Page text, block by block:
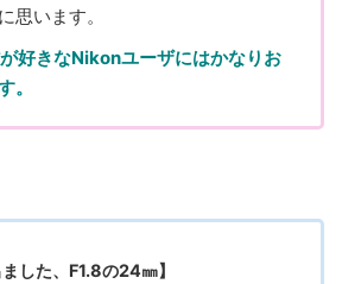
思います。
好きなNikonユーザにはかなりお
。
ました、F1.8の24㎜】